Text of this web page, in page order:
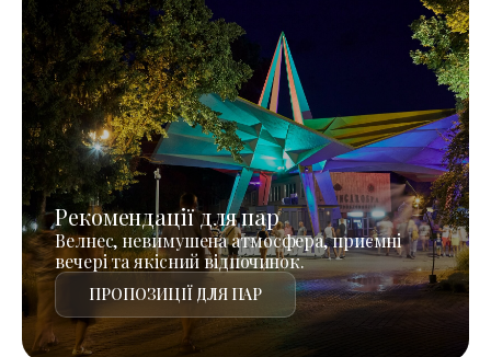
Рекомендації для пар
Велнес, невимушена атмосфера, приємні
вечері та якісний відпочинок.
ПРОПОЗИЦІЇ ДЛЯ ПАР